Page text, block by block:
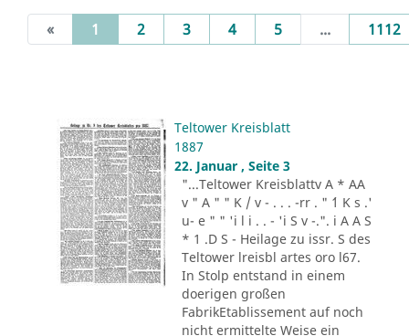
« 1 (current)
2 3 4 5 ... 1112
Teltower Kreisblatt
1887
22. Januar , Seite 3
"...Teltower Kreisblattv A * AA
v " A " " K / v - . . . -rr . " ´1 K s .'
u- e " " 'i l i . . - 'i S v -.". i A A S
* 1 .D S - Heilage zu issr. S des
Teltower lreisbl artes oro l67.
In Stolp entstand in einem
doerigen großen
FabrikEtablissement auf noch
nicht ermittelte Weise ein